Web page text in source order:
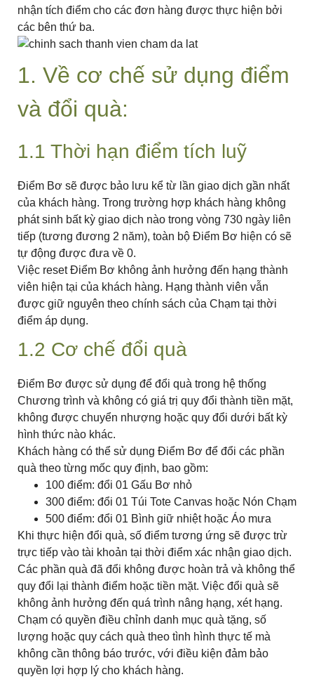
nhận tích điểm cho các đơn hàng được thực hiện bởi
các bên thứ ba.
1. Về cơ chế sử dụng điểm
và đổi quà:
1.1 Thời hạn điểm tích luỹ
Điểm Bơ sẽ được bảo lưu kể từ lần giao dịch gần nhất
của khách hàng. Trong trường hợp khách hàng không
phát sinh bất kỳ giao dịch nào trong vòng 730 ngày liên
tiếp (tương đương 2 năm), toàn bộ Điểm Bơ hiện có sẽ
tự động được đưa về 0.
Việc reset Điểm Bơ không ảnh hưởng đến hạng thành
viên hiện tại của khách hàng. Hạng thành viên vẫn
được giữ nguyên theo chính sách của Chạm tại thời
điểm áp dụng.
1.2 Cơ chế đổi quà
Điểm Bơ được sử dụng để đổi quà trong hệ thống
Chương trình và không có giá trị quy đổi thành tiền mặt,
không được chuyển nhượng hoặc quy đổi dưới bất kỳ
hình thức nào khác.
Khách hàng có thể sử dụng Điểm Bơ để đổi các phần
quà theo từng mốc quy định, bao gồm:
100 điểm: đổi 01 Gấu Bơ nhỏ
300 điểm: đổi 01 Túi Tote Canvas hoặc Nón Chạm
500 điểm: đổi 01 Bình giữ nhiệt hoặc Áo mưa
Khi thực hiện đổi quà, số điểm tương ứng sẽ được trừ
trực tiếp vào tài khoản tại thời điểm xác nhận giao dịch.
Các phần quà đã đổi không được hoàn trả và không thể
quy đổi lại thành điểm hoặc tiền mặt. Việc đổi quà sẽ
không ảnh hưởng đến quá trình nâng hạng, xét hạng.
Chạm có quyền điều chỉnh danh mục quà tặng, số
lượng hoặc quy cách quà theo tình hình thực tế mà
không cần thông báo trước, với điều kiện đảm bảo
quyền lợi hợp lý cho khách hàng.